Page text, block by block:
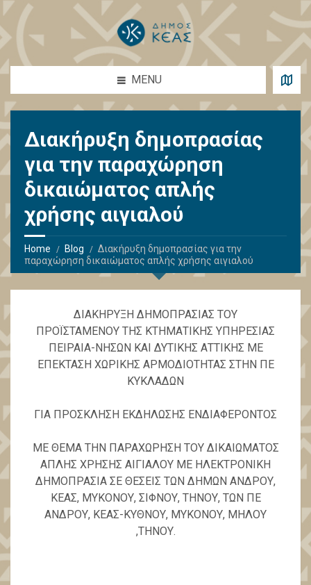
MENU
Διακήρυξη δημοπρασίας
για την παραχώρηση
δικαιώματος απλής
χρήσης αιγιαλού
Home Blog
Διακήρυξη δημοπρασίας για την
παραχώρηση δικαιώματος απλής χρήσης αιγιαλού
ΔΙΑΚΗΡΥΞΗ ΔΗΜΟΠΡΑΣΙΑΣ ΤΟΥ
ΠΡΟΪΣΤΑΜΕΝΟΥ ΤΗΣ ΚΤΗΜΑΤΙΚΗΣ ΥΠΗΡΕΣΙΑΣ
ΠΕΙΡΑΙΑ-ΝΗΣΩΝ ΚΑΙ ΔΥΤΙΚΗΣ ΑΤΤΙΚΗΣ ΜΕ
ΕΠΕΚΤΑΣΗ ΧΩΡΙΚΗΣ ΑΡΜΟΔΙΟΤΗΤΑΣ ΣΤΗΝ ΠΕ
ΚΥΚΛΑΔΩΝ
ΓΙΑ ΠΡΟΣΚΛΗΣΗ ΕΚΔΗΛΩΣΗΣ ΕΝΔΙΑΦΕΡΟΝΤΟΣ
ΜΕ ΘΕΜΑ ΤΗΝ ΠΑΡΑΧΩΡΗΣΗ ΤΟΥ ΔΙΚΑΙΩΜΑΤΟΣ
ΑΠΛΗΣ ΧΡΗΣΗΣ ΑΙΓΙΑΛΟΥ ΜΕ ΗΛΕΚΤΡΟΝΙΚΗ
ΔΗΜΟΠΡΑΣΙΑ ΣΕ ΘΕΣΕΙΣ ΤΩΝ ΔΗΜΩΝ ΑΝΔΡΟΥ,
ΚΕΑΣ, ΜΥΚΟΝΟΥ, ΣΙΦΝΟΥ, ΤΗΝΟΥ, ΤΩΝ ΠΕ
ΑΝΔΡΟΥ, ΚΕΑΣ-ΚΥΘΝΟΥ, ΜΥΚΟΝΟΥ, ΜΗΛΟΥ
,ΤΗΝΟΥ.